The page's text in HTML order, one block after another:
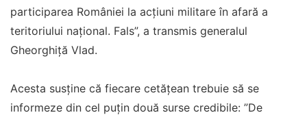
participarea României la acţiuni militare în afară a
teritoriului naţional. Fals”, a transmis generalul
Gheorghiţă Vlad.
Acesta susține că fiecare cetăţean trebuie să se
informeze din cel puţin două surse credibile: ”De